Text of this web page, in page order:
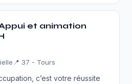
et animation
📍 37 - Tours
c’est votre réussite